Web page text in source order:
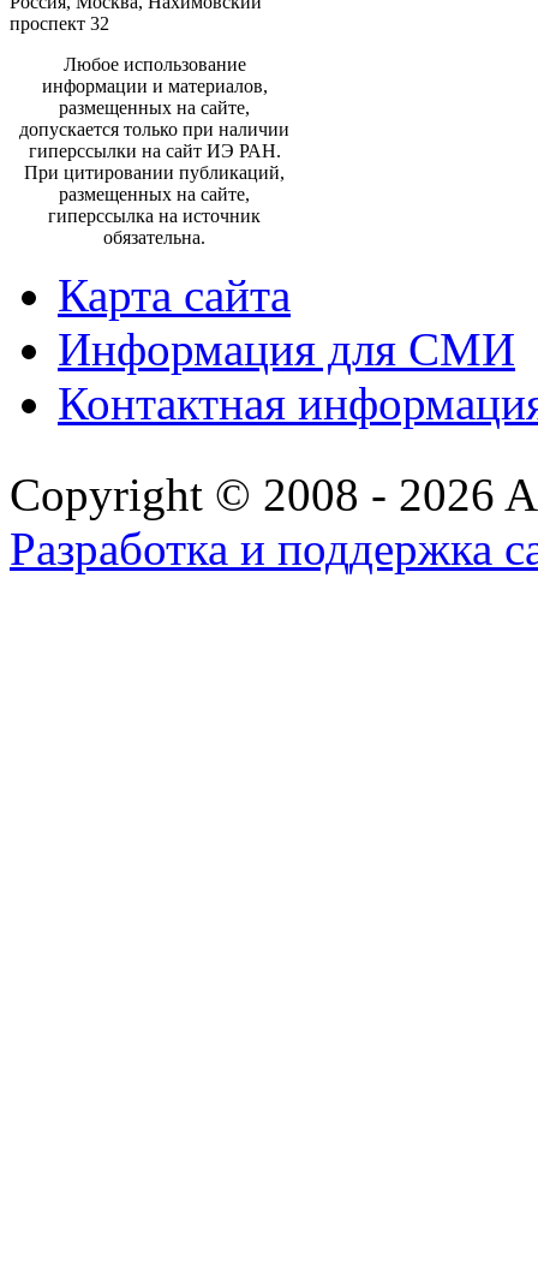
проспект 32
Любое использование
информации и материалов,
размещенных на сайте,
допускается только при наличии
гиперссылки на сайт ИЭ РАН.
При цитировании публикаций,
размещенных на сайте,
гиперссылка на источник
обязательна.
Карта сайта
Информация для СМИ
Контактная
Copyright © 2008 - 2026
Разработка и поддержка